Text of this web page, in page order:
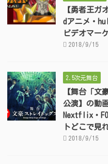
【勇者王ガ
dアニメ・
ビデオマー
2018/9/15
2.5次元舞台
【舞台「文
公演】の動
Nextflix・
トどこで見
2018/9/15